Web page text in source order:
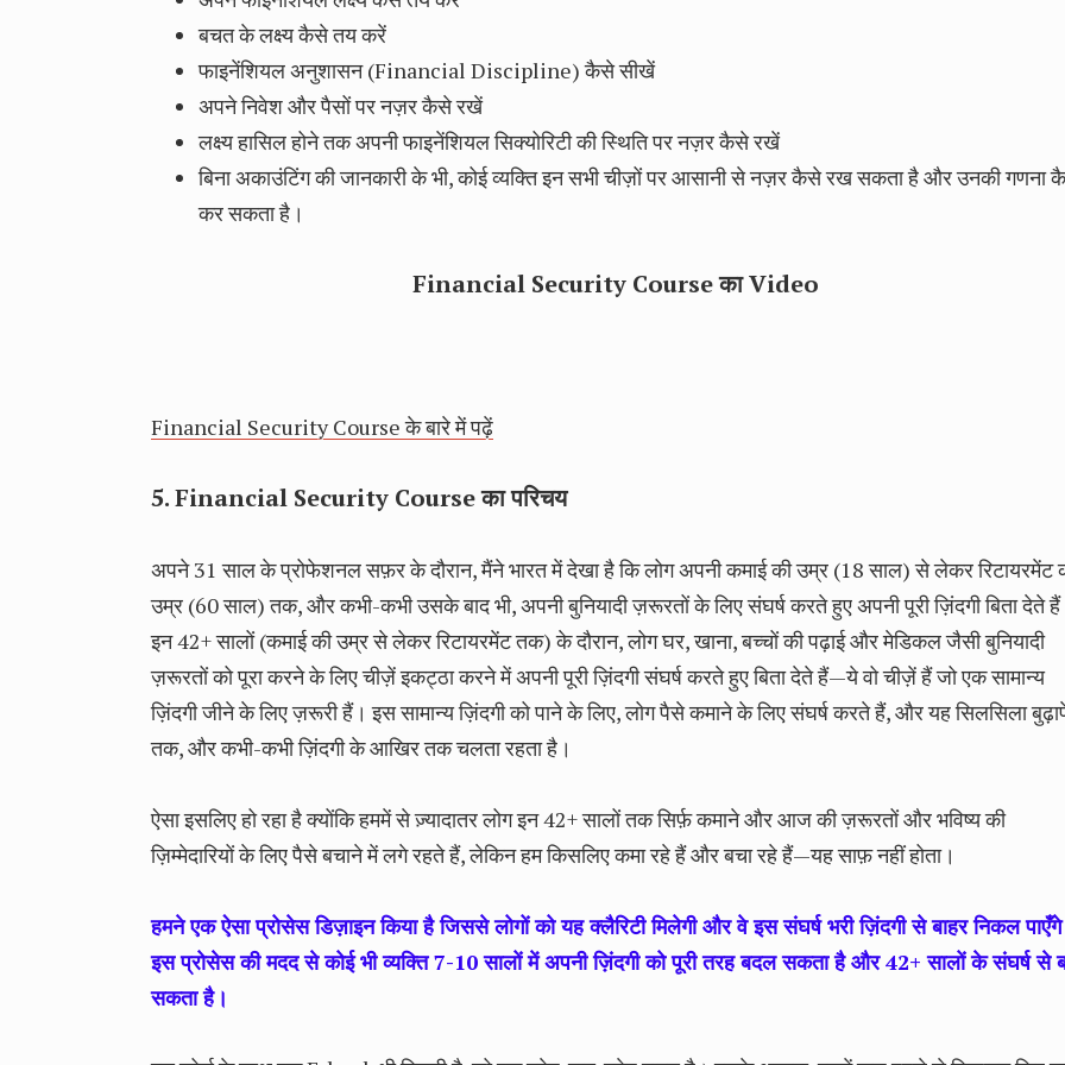
बचत के लक्ष्य कैसे तय करें
फाइनेंशियल अनुशासन (Financial Discipline) कैसे सीखें
अपने निवेश और पैसों पर नज़र कैसे रखें
लक्ष्य हासिल होने तक अपनी फाइनेंशियल सिक्योरिटी की स्थिति पर नज़र कैसे रखें
बिना अकाउंटिंग की जानकारी के भी, कोई व्यक्ति इन सभी चीज़ों पर आसानी से नज़र कैसे रख सकता है और उनकी गणना
कर सकता है।
Financial Security Course का Video
Financial Security Course के बारे में पढ़ें
5. Financial Security Course का परिचय
अपने 31 साल के प्रोफेशनल सफ़र के दौरान, मैंने भारत में देखा है कि लोग अपनी कमाई की उम्र (18 साल) से लेकर रिटायरमेंट
उम्र (60 साल) तक, और कभी-कभी उसके बाद भी, अपनी बुनियादी ज़रूरतों के लिए संघर्ष करते हुए अपनी पूरी ज़िंदगी बिता देते
इन 42+ सालों (कमाई की उम्र से लेकर रिटायरमेंट तक) के दौरान, लोग घर, खाना, बच्चों की पढ़ाई और मेडिकल जैसी बुनियादी
ज़रूरतों को पूरा करने के लिए चीज़ें इकट्ठा करने में अपनी पूरी ज़िंदगी संघर्ष करते हुए बिता देते हैं—ये वो चीज़ें हैं जो एक सामान्य
ज़िंदगी जीने के लिए ज़रूरी हैं। इस सामान्य ज़िंदगी को पाने के लिए, लोग पैसे कमाने के लिए संघर्ष करते हैं, और यह सिलसिला
तक, और कभी-कभी ज़िंदगी के आखिर तक चलता रहता है।
ऐसा इसलिए हो रहा है क्योंकि हममें से ज़्यादातर लोग इन 42+ सालों तक सिर्फ़ कमाने और आज की ज़रूरतों और भविष्य की
ज़िम्मेदारियों के लिए पैसे बचाने में लगे रहते हैं, लेकिन हम किसलिए कमा रहे हैं और बचा रहे हैं—यह साफ़ नहीं होता।
हमने एक ऐसा प्रोसेस डिज़ाइन किया है जिससे लोगों को यह क्लैरिटी मिलेगी और वे इस संघर्ष भरी ज़िंदगी से बाहर निकल
इस प्रोसेस की मदद से कोई भी व्यक्ति 7-10 सालों में अपनी ज़िंदगी को पूरी तरह बदल सकता है और 42+ सालों के संघर्ष से
सकता है।